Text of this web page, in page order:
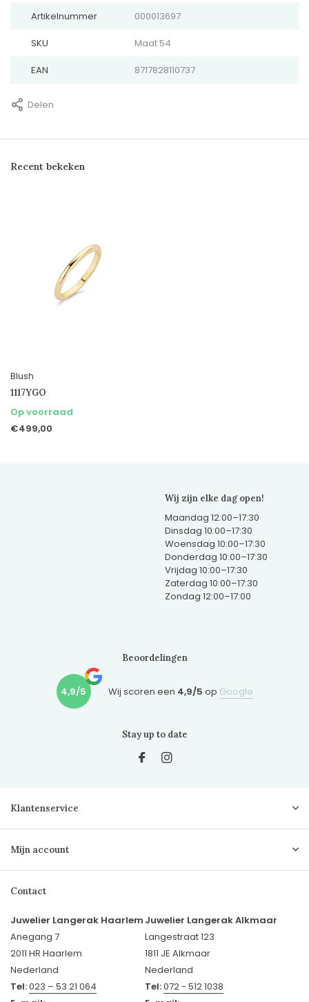
Artikelnummer 000013697
SKU Maat 54
EAN 8717828110737
Delen
Recent bekeken
Blush
1117YGO
Op voorraad
€499,00
Wij zijn elke dag open!
Maandag 12:00–17:30
Dinsdag 10:00–17:30
Woensdag 10:00–17:30
Donderdag 10:00–17:30
Vrijdag 10:00–17:30
Zaterdag 10:00–17:30
Zondag 12:00–17:00
Beoordelingen
4,9/5 Wij scoren een 4,9/5 op Google
Stay up to date
Klantenservice
Mijn account
Contact
Juwelier Langerak Haarlem
Anegang 7
2011 HR Haarlem
Nederland
Tel:023 – 53 21 064
Juwelier Langerak Alkmaar
Langestraat 123
1811 JE Alkmaar
Nederland
Tel:072 - 512 1038